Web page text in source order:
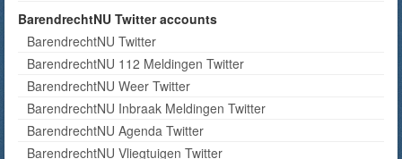
BarendrechtNU Twitter accounts
BarendrechtNU Twitter
BarendrechtNU 112 Meldingen Twitter
BarendrechtNU Weer Twitter
BarendrechtNU Inbraak Meldingen Twitter
BarendrechtNU Agenda Twitter
BarendrechtNU Vliegtuigen Twitter